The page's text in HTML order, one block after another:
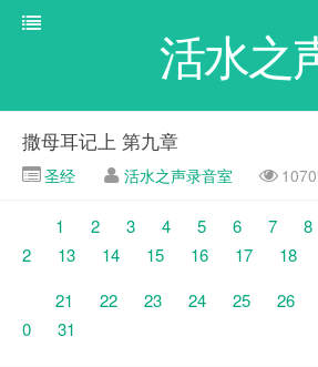
活水之
撒母耳记上 第九章
圣经 活水之声录音室
1 2 3 4 5 6 7 8
2
13 14 15 16 17 18
21
22 23 24 25 26
0
31